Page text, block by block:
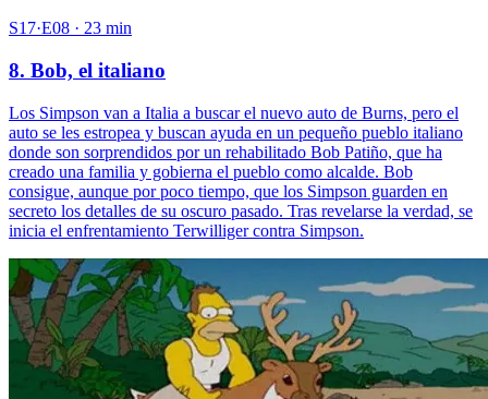
S17·E08 · 23 min
8. Bob, el italiano
Los Simpson van a Italia a buscar el nuevo auto de Burns, pero el
auto se les estropea y buscan ayuda en un pequeño pueblo italiano
donde son sorprendidos por un rehabilitado Bob Patiño, que ha
creado una familia y gobierna el pueblo como alcalde. Bob
consigue, aunque por poco tiempo, que los Simpson guarden en
secreto los detalles de su oscuro pasado. Tras revelarse la verdad, se
inicia el enfrentamiento Terwilliger contra Simpson.